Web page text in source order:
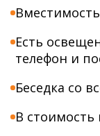
Есть
телефон и
Беседка со
В стоимость